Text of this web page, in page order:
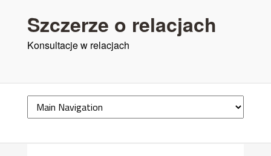
Szczerze o relacjach
Konsultacje w relacjach